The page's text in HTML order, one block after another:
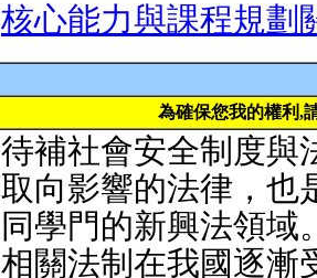
核心能力與課程規劃
為確保您我的權利,
待補社會安全制度與
取向影響的法律，也
同學門的新興法領域
相關法制在我國逐漸